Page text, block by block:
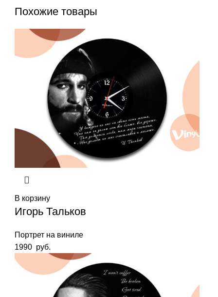
Похожие товары
В корзину
Игорь Тальков
Портрет на виниле
1990 руб.